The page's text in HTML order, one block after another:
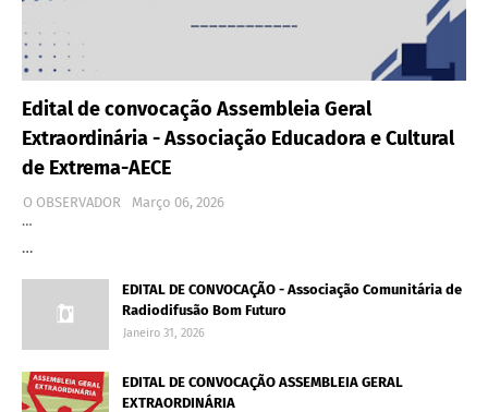
Edital de convocação Assembleia Geral
Extraordinária - Associação Educadora e Cultural
de Extrema-AECE
O OBSERVADOR
Março 06, 2026
…
…
EDITAL DE CONVOCAÇÃO - Associação Comunitária de
Radiodifusão Bom Futuro
Janeiro 31, 2026
EDITAL DE CONVOCAÇÃO ASSEMBLEIA GERAL
EXTRAORDINÁRIA